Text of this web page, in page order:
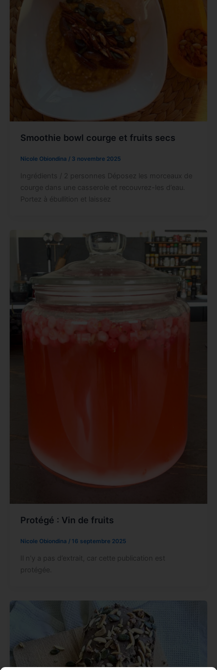
Smoothie bowl courge et fruits secs
Nicole Obiondina / 3 novembre 2025
Ingrédients / 2 personnes Déposez les morceaux de
courge dans une casserole et recouvrez-les d’eau.
Portez à ébullition et laissez
Protégé : Vin de fruits
Nicole Obiondina / 16 septembre 2025
Il n’y a pas d’extrait, car cette publication est
protégée.